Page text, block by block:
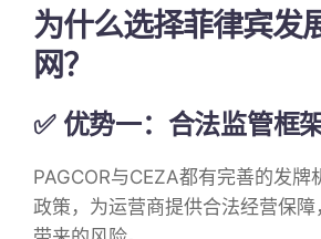
为什么选择菲律宾发
网？
✅ 优势一：合法监管框
PAGCOR与CEZA都有完善的发牌
政策，为运营商提供合法经营保